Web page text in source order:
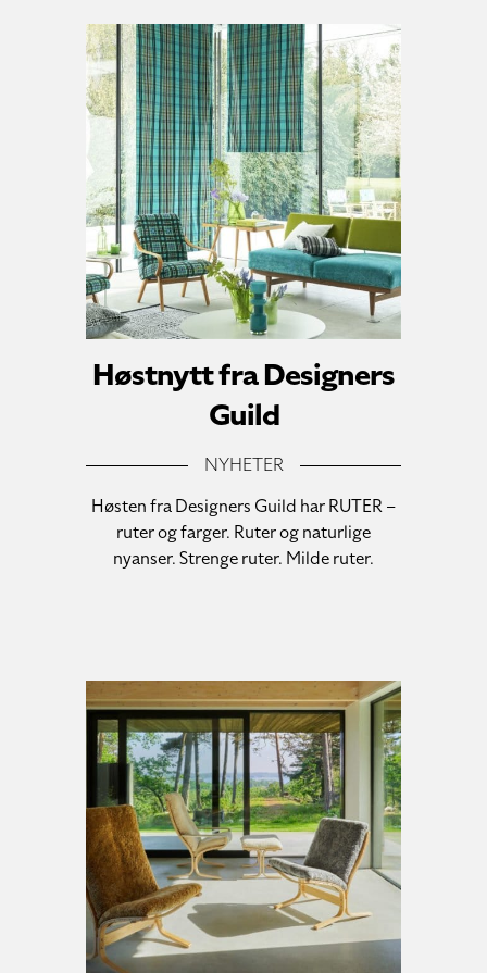
Høstnytt fra Designers
Guild
NYHETER
Høsten fra Designers Guild har RUTER –
ruter og farger. Ruter og naturlige
nyanser. Strenge ruter. Milde ruter.